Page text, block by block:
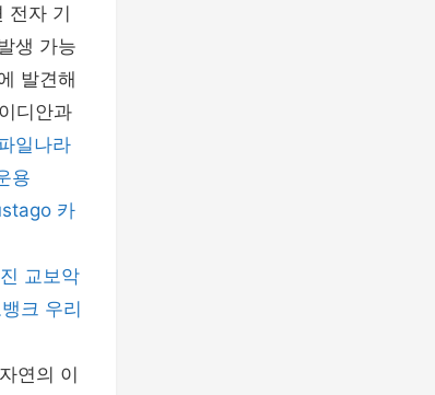
전자 기
생 가능
발견해
디안과
일나라
용
카
교보악
크 우리
연의 이